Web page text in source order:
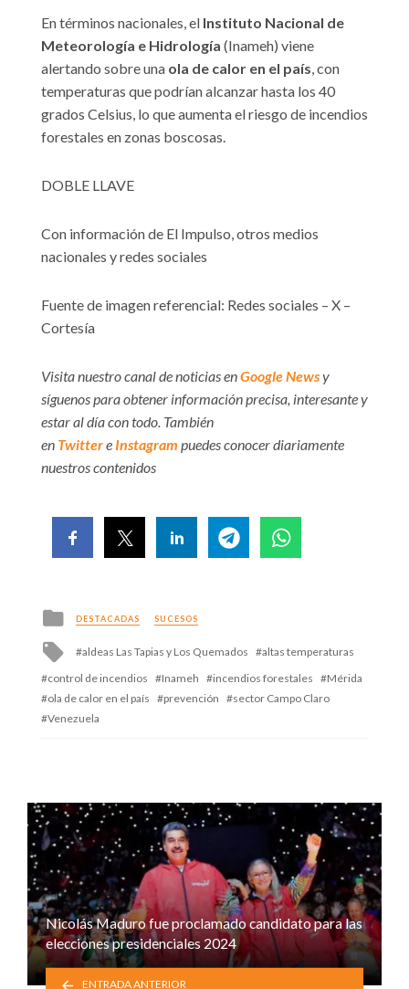
En términos nacionales, el Instituto Nacional de
Meteorología e Hidrología (Inameh) viene
alertando sobre una ola de calor en el país, con
temperaturas que podrían alcanzar hasta los 40
grados Celsius, lo que aumenta el riesgo de incendios
forestales en zonas boscosas.
DOBLE LLAVE
Con información de El Impulso, otros medios
nacionales y redes sociales
Fuente de imagen referencial: Redes sociales – X –
Cortesía
Visita nuestro canal de noticias enGoogle Newsy
síguenos para obtener información precisa, interesante y
estar al día con todo. También
en Twittere Instagram puedes conocer diariamente
nuestros contenidos
Posted
in
DESTACADAS SUCESOS
Tagged
aldeas Las Tapias y Los Quemados
altas temperaturas
control de incendios
Inameh incendios forestales
Mérida
ola de calor en el país
prevención
sector Campo Claro
Venezuela
Nicolás Maduro fue proclamado candidato para las
elecciones presidenciales 2024
ENTRADA ANTERIOR